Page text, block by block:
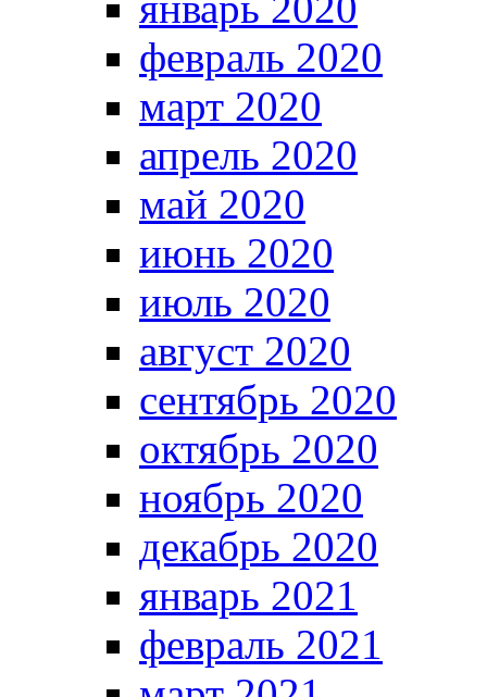
февраль 2020
март 2020
апрель 2020
май 2020
июнь 2020
июль 2020
август 2020
сентябрь 2020
октябрь 2020
ноябрь 2020
декабрь 2020
январь 2021
февраль 2021